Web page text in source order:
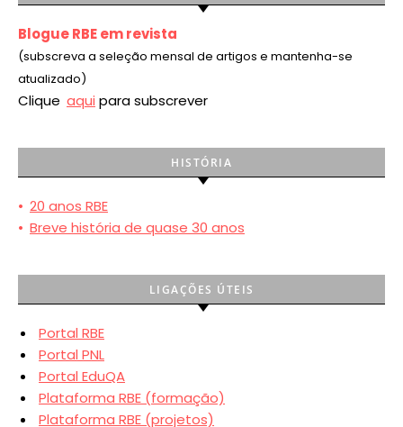
Blogue RBE em revista
(subscreva a seleção mensal de artigos e mantenha-se
atualizado)
Clique aqui para subscrever
HISTÓRIA
• 20 anos RBE
• Breve história de quase 30 anos
LIGAÇÕES ÚTEIS
Portal RBE
Portal PNL
Portal EduQA
Plataforma RBE (formação)
Plataforma RBE (projetos)